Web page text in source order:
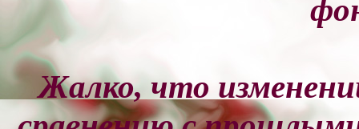
Жалко, что